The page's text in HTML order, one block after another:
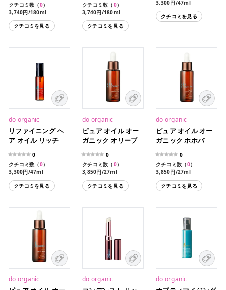
クチコミ数（0）
3,740円/180ml
クチコミを見る
クチコミ数（0）
3,740円/180ml
クチコミを見る
3,300円/47ml
クチコミを見る
do organic
リファイニング ヘ
ア オイル リッチ
0
クチコミ数（0）
3,300円/47ml
クチコミを見る
do organic
ピュア オイル オー
ガニック オリーブ
0
クチコミ数（0）
3,850円/27ml
クチコミを見る
do organic
ピュア オイル オー
ガニック ホホバ
0
クチコミ数（0）
3,850円/27ml
クチコミを見る
do organic
do organic
do organic